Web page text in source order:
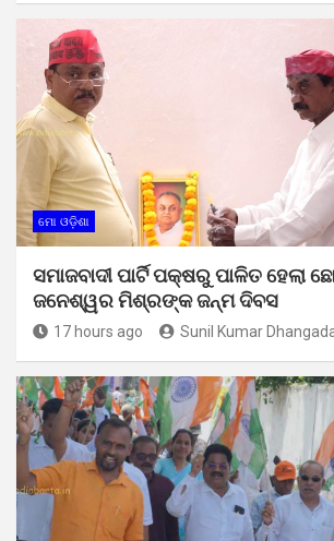
ମୋ ଓଡ଼ିଶା
ସମାଜବାଦୀ ପାର୍ଟି ପକ୍ଷରୁ ପାଳିତ ହେଲା
ଜନେଶ୍ୱର ମିଶ୍ରଙ୍କ ଜନ୍ମ ଦିବସ
17 hours ago Sunil Kumar